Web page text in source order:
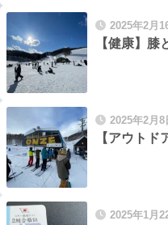
2025年2月
【健康】膝
2025年2月8
【アウト
2025年1月